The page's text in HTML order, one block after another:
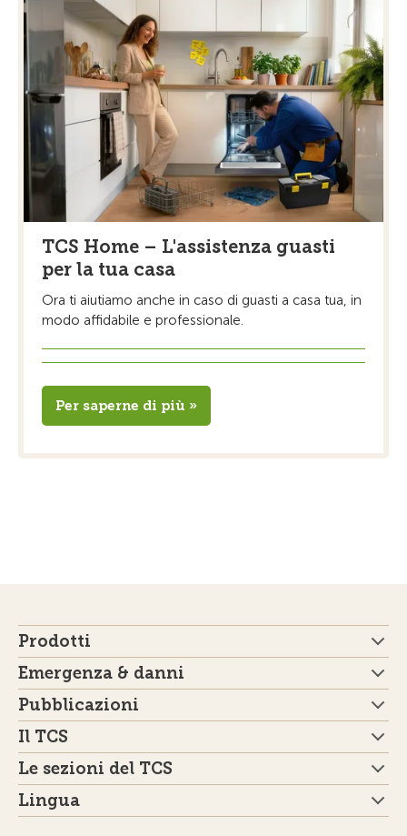
TCS Home – L'assistenza guasti
per la tua casa
Ora ti aiutiamo anche in caso di guasti a casa tua, in
modo affidabile e professionale.
Per saperne di più »
Prodotti
Emergenza & danni
Pubblicazioni
Il TCS
Le sezioni del TCS
Lingua